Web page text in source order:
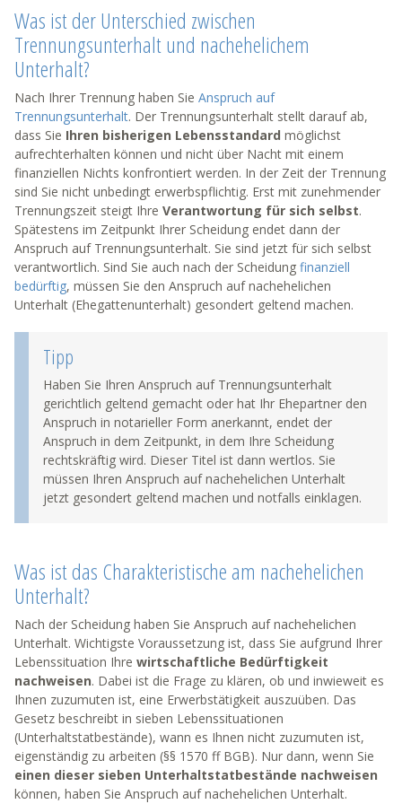
Was ist der Unterschied zwischen
Trennungsunterhalt und nachehelichem
Unterhalt?
Nach Ihrer Trennung haben Sie Anspruch auf
Trennungsunterhalt. Der Trennungsunterhalt stellt darauf ab,
dass Sie Ihren bisherigen Lebensstandard möglichst
aufrechterhalten können und nicht über Nacht mit einem
finanziellen Nichts konfrontiert werden. In der Zeit der Trennung
sind Sie nicht unbedingt erwerbspflichtig. Erst mit zunehmender
Trennungszeit steigt Ihre Verantwortung für sich selbst.
Spätestens im Zeitpunkt Ihrer Scheidung endet dann der
Anspruch auf Trennungsunterhalt. Sie sind jetzt für sich selbst
verantwortlich. Sind Sie auch nach der Scheidung finanziell
bedürftig, müssen Sie den Anspruch auf nachehelichen
Unterhalt (Ehegattenunterhalt) gesondert geltend machen.
Tipp
Haben Sie Ihren Anspruch auf Trennungsunterhalt
gerichtlich geltend gemacht oder hat Ihr Ehepartner den
Anspruch in notarieller Form anerkannt, endet der
Anspruch in dem Zeitpunkt, in dem Ihre Scheidung
rechtskräftig wird. Dieser Titel ist dann wertlos. Sie
müssen Ihren Anspruch auf nachehelichen Unterhalt
jetzt gesondert geltend machen und notfalls einklagen.
Was ist das Charakteristische am nachehelichen
Unterhalt?
Nach der Scheidung haben Sie Anspruch auf nachehelichen
Unterhalt. Wichtigste Voraussetzung ist, dass Sie aufgrund Ihrer
Lebenssituation Ihre wirtschaftliche Bedürftigkeit
nachweisen. Dabei ist die Frage zu klären, ob und inwieweit es
Ihnen zuzumuten ist, eine Erwerbstätigkeit auszuüben. Das
Gesetz beschreibt in sieben Lebenssituationen
(Unterhaltstatbestände), wann es Ihnen nicht zuzumuten ist,
eigenständig zu arbeiten (§§ 1570 ff BGB). Nur dann, wenn Sie
einen dieser sieben Unterhaltstatbestände nachweisen
können, haben Sie Anspruch auf nachehelichen Unterhalt.